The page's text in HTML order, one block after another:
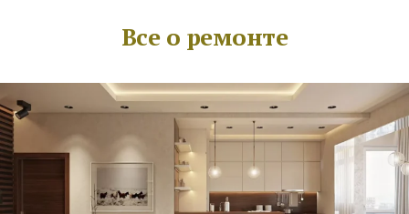
Все о ремонте